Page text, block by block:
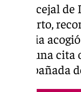
El concejal
El Puerto,
Victoria
Raza, una
acompañada